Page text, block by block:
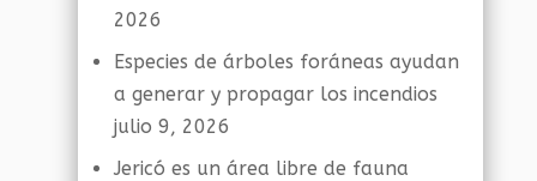
2026
Especies de árboles foráneas ayudan
a generar y propagar los incendios
julio 9, 2026
Jericó es un área libre de fauna